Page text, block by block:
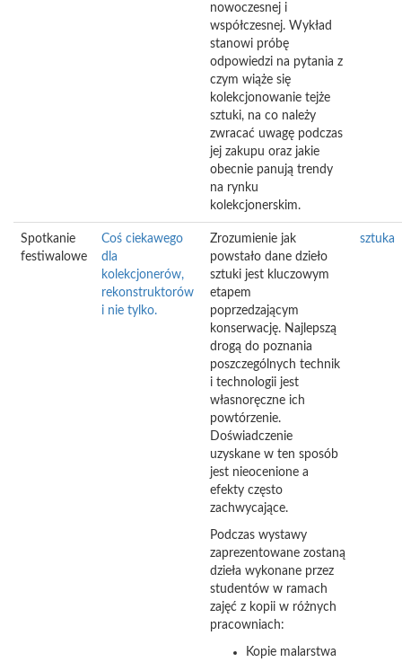
nowoczesnej i
współczesnej. Wykład
stanowi próbę
odpowiedzi na pytania z
czym wiąże się
kolekcjonowanie tejże
sztuki, na co należy
zwracać uwagę podczas
jej zakupu oraz jakie
obecnie panują trendy
na rynku
kolekcjonerskim.
Spotkanie
festiwalowe
Coś ciekawego
dla
kolekcjonerów,
rekonstruktorów
i nie tylko.
Zrozumienie jak
powstało dane dzieło
sztuki jest kluczowym
etapem
poprzedzającym
konserwację. Najlepszą
drogą do poznania
poszczególnych technik
i technologii jest
własnoręczne ich
powtórzenie.
Doświadczenie
uzyskane w ten sposób
jest nieocenione a
efekty często
zachwycające.
Podczas wystawy
zaprezentowane zostaną
dzieła wykonane przez
studentów w ramach
zajęć z kopii w różnych
pracowniach:
Kopie malarstwa
sztuka